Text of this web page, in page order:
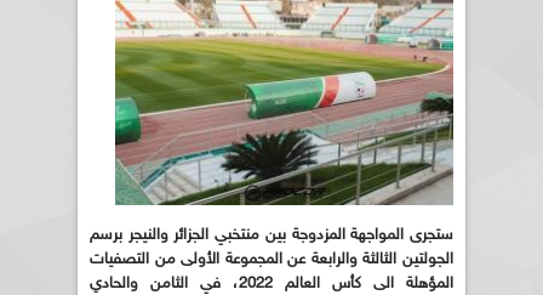
ستجرى المواجهة المزدوجة بين منتخبي الجزائر والنيجر برسم
الجولتين الثالثة والرابعة عن المجموعة الأولى من التصفيات
المؤهلة الى كأس العالم 2022، في الثامن والحادي